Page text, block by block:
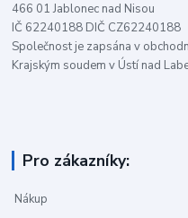
466 01 Jablonec nad Nisou
IČ 62240188 DIČ CZ62240188
Společnost je zapsána v
Krajským soudem v Ústí nad
Pro zákazníky:
Nákup